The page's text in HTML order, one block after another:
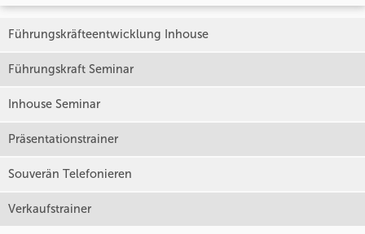
Führungskräfteentwicklung Inhouse
Führungskraft Seminar
Inhouse Seminar
Präsentationstrainer
Souverän Telefonieren
Verkaufstrainer